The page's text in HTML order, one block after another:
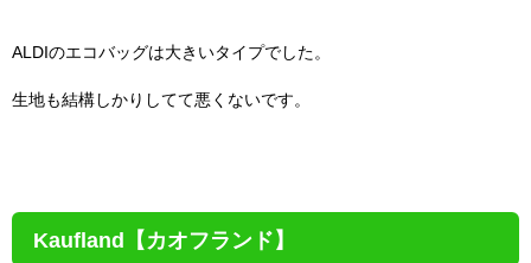
ALDIのエコバッグは大きいタイプでした。
生地も結構しかりしてて悪くないです。
Kaufland【カオフランド】